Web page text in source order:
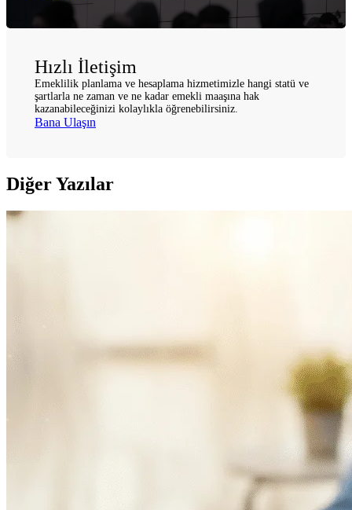
Hızlı İletişim
Emeklilik planlama ve hesaplama hizmetimizle hangi statü ve
şartlarla ne zaman ve ne kadar emekli maaşına hak
kazanabileceğinizi kolaylıkla öğrenebilirsiniz.
Bana Ulaşın
Diğer Yazılar